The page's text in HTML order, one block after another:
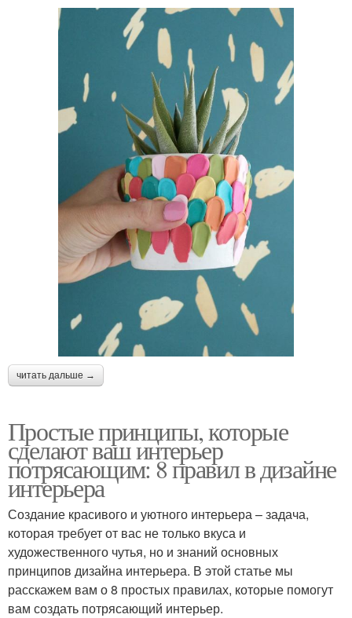
читать дальше →
Простые принципы, которые
сделают ваш интерьер
потрясающим: 8 правил в дизайне
интерьера
Создание красивого и уютного интерьера – задача,
которая требует от вас не только вкуса и
художественного чутья, но и знаний основных
принципов дизайна интерьера. В этой статье мы
расскажем вам о 8 простых правилах, которые помогут
вам создать потрясающий интерьер.